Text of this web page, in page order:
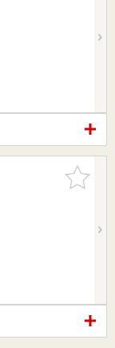
お気に入
りに追加